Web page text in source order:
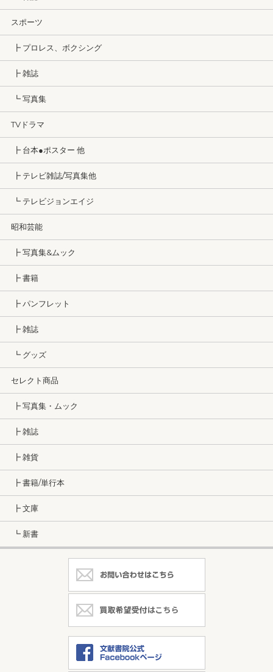
スポーツ
┣ プロレス、ボクシング
┣ 雑誌
┗ 写真集
TVドラマ
┣ 台本●ポスター 他
┣ テレビ雑誌/写真集他
┗ テレビジョンエイジ
昭和芸能
┣ 写真集&ムック
┣ 書籍
┣ パンフレット
┣ 雑誌
┗ グッズ
セレクト商品
┣ 写真集・ムック
┣ 雑誌
┣ 雑貨
┣ 書籍/単行本
┣ 文庫
┗ 新書